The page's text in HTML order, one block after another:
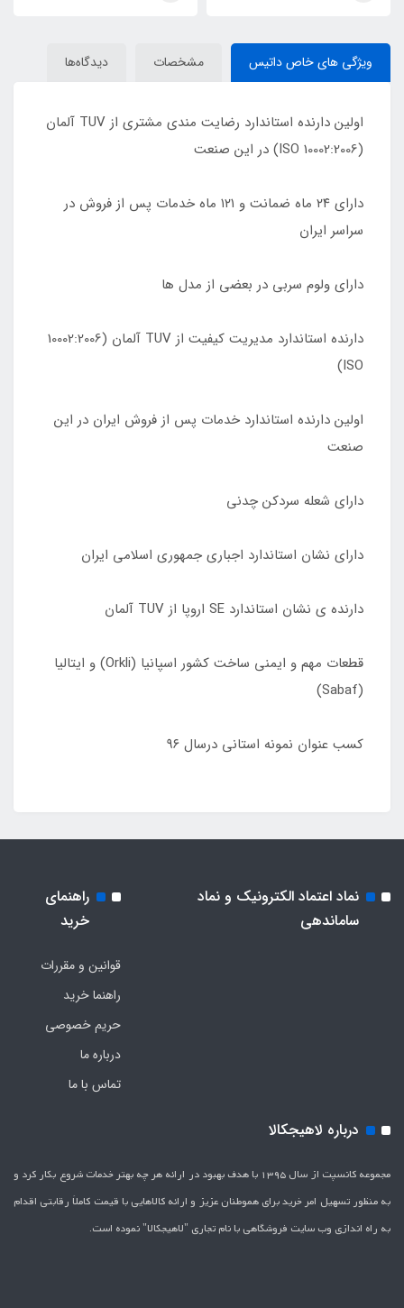
ویژگی های خاص داتیس مشخصات دیدگاه‌ها
اولین دارنده استاندارد رضایت مندی مشتری از TUV آلمان
(10002:2006 ISO) در این صنعت
دارای ٢۴ ماه ضمانت و ١٢١ ماه خدمات پس از فروش در
سراسر ایران
دارای ولوم سربی در بعضی از مدل ها
دارنده استاندارد مدیریت کیفیت از TUV آلمان (10002:2006
ISO)
اولین دارنده استاندارد خدمات پس از فروش ایران در این
صنعت
دارای شعله سردکن چدنی
دارای نشان استاندارد اجباری جمهوری اسلامی ایران
دارنده ی نشان استاندارد SE اروپا از TUV آلمان
قطعات مهم و ایمنی ساخت کشور اسپانیا (Orkli) و ایتالیا
(Sabaf)
کسب عنوان نمونه استانی درسال ٩۶
نماد اعتماد الکترونیک و نماد
ساماندهی
راهنمای
خرید
قوانین و مقررات
راهنما خرید
حریم خصوصی
درباره ما
تماس با ما
درباره لاهیجکالا
مجموعه کانسپت از سال 1395 با هدف بهبود در ارائه هر چه بهتر خدمات شروع بکار کرد و
به منظور تسهیل امر خرید برای هموطنان عزیز و ارائه کالاهایی با قیمت کاملاَ رقابتی اقدام
به راه اندازی وب سایت فروشگاهی با نام تجاری "لاهیج­کالا" نموده است.